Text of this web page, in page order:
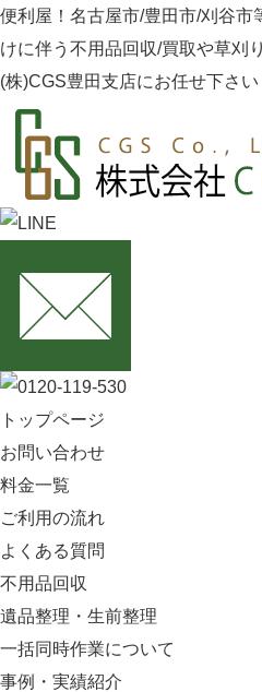
便利屋！名古屋市/豊田市/刈谷
けに伴う不用品回収/買取や草刈
(株)CGS豊田支店にお任せ下さい
トップページ
お問い合わせ
料金一覧
ご利用の流れ
よくある質問
不用品回収
遺品整理・生前整理
一括同時作業について
事例・実績紹介